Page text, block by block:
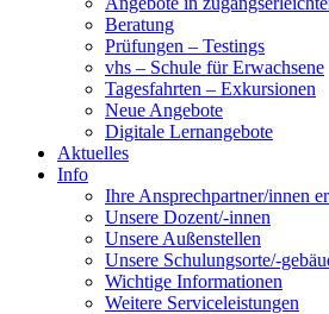
Beratung
Prüfungen – Testings
vhs – Schule für Erwachsene
Tagesfahrten – Exkursionen
Neue Angebote
Digitale Lernangebote
Aktuelles
Info
Ihre Ansprechpartner/innen
Unsere Dozent/-innen
Unsere Außenstellen
Unsere Schulungsorte/-
Wichtige Informationen
Weitere Serviceleistungen